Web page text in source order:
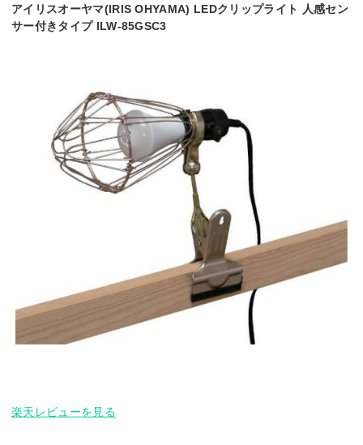
アイリスオーヤマ(IRIS OHYAMA) LEDクリップライト 人感セン
サー付きタイプ ILW-85GSC3
楽天レビューを見る